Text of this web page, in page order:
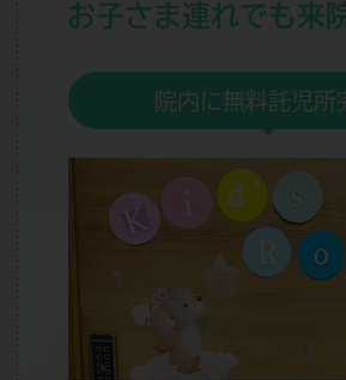
お子さま連れでも来
院内に無料託児所